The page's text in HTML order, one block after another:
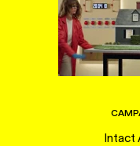
Intact